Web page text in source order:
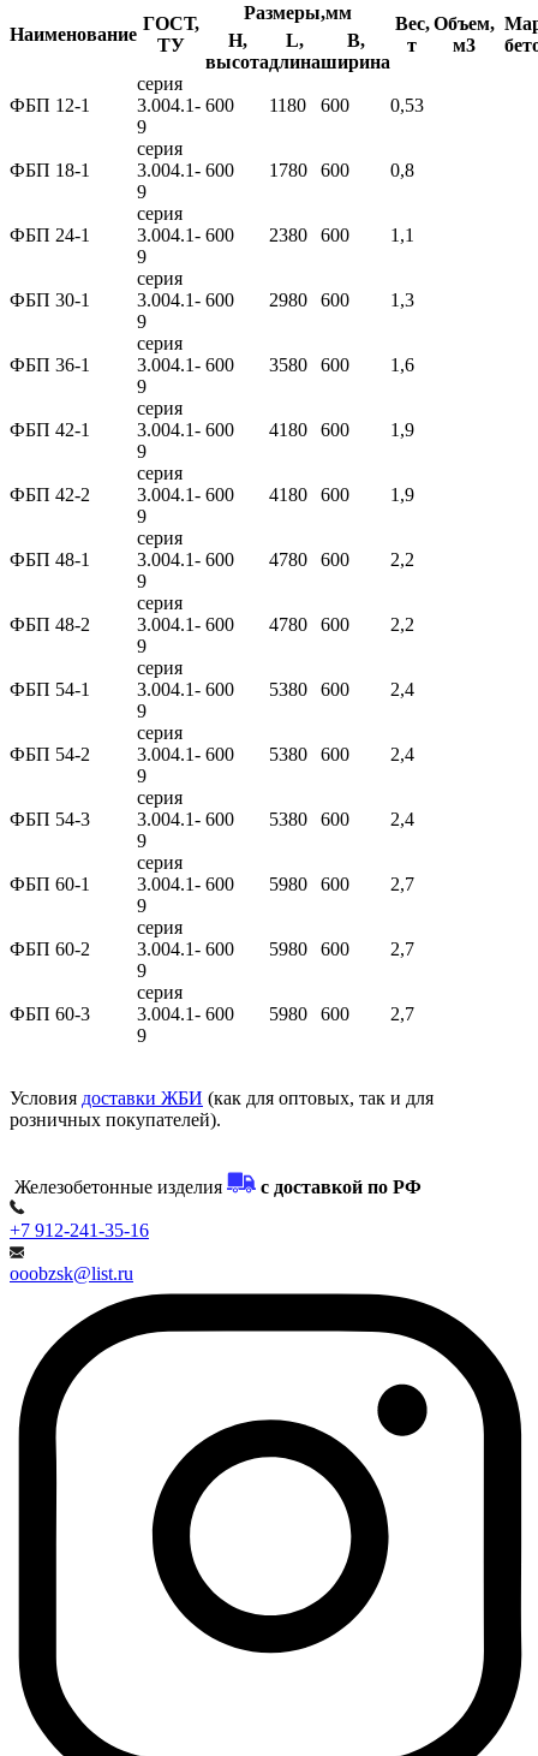
Наименование
ГОСТ,
ТУ
Размеры,мм
Вес,
т
Объем,
м3
H,
высота
L,
длина
B,
ширина
ФБП 12-1
серия
3.004.1-
9
600 1180 600 0,53
ФБП 18-1
серия
3.004.1-
9
600 1780 600 0,8
ФБП 24-1
серия
3.004.1-
9
600 2380 600 1,1
ФБП 30-1
серия
3.004.1-
9
600 2980 600 1,3
ФБП 36-1
серия
3.004.1-
9
600 3580 600 1,6
ФБП 42-1
серия
3.004.1-
9
600 4180 600 1,9
ФБП 42-2
серия
3.004.1-
9
600 4180 600 1,9
ФБП 48-1
серия
3.004.1-
9
600 4780 600 2,2
ФБП 48-2
серия
3.004.1-
9
600 4780 600 2,2
ФБП 54-1
серия
3.004.1-
9
600 5380 600 2,4
ФБП 54-2
серия
3.004.1-
9
600 5380 600 2,4
ФБП 54-3
серия
3.004.1-
9
600 5380 600 2,4
ФБП 60-1
серия
3.004.1-
9
600 5980 600 2,7
ФБП 60-2
серия
3.004.1-
9
600 5980 600 2,7
ФБП 60-3
серия
3.004.1-
9
600 5980 600 2,7
Условия доставки ЖБИ (как для оптовых, так и для
розничных покупателей).
Железобетонные изделия с доставкой по РФ
+7 912-241-35-16
ooobzsk@list.ru